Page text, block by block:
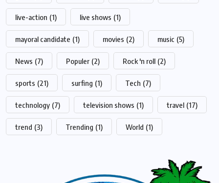
live-action (1) live shows (1)
mayoral candidate (1) movies (2) music (5)
News (7) Populer (2) Rock 'n roll (2)
sports (21) surfing (1) Tech (7)
technology (7) television shows (1) travel (17)
trend (3) Trending (1) World (1)